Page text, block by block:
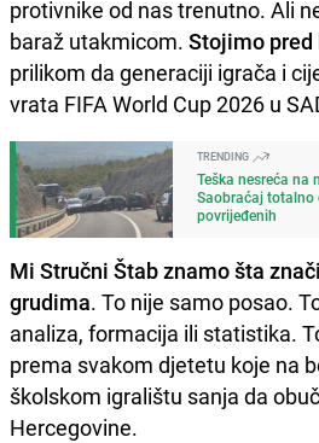
protivnike od nas trenutno. Ali
baraž utakmicom. Stojimo
prilikom da generaciji igrača i
vrata FIFA World Cup 2026 u
TRENDING
Teška nesreća na
Saobraćaj totalno
povrijeđenih
Mi Stručni Štab znamo šta
grudima. To nije samo posao.
analiza, formacija ili statistika.
prema svakom djetetu koje na
školskom igralištu sanja da
Hercegovine.